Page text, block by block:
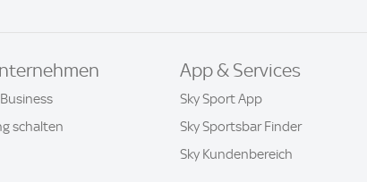
schalten
App & Services
Sky Sport App
Sky Sportsbar Finder
Sky Kundenbereich